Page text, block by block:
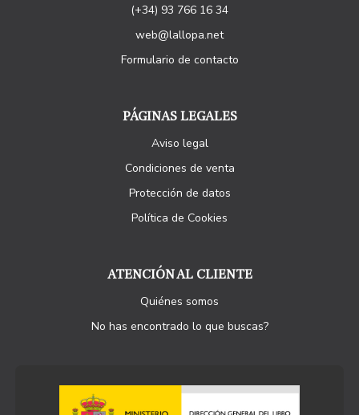
(+34) 93 766 16 34
web@lallopa.net
Formulario de contacto
PÁGINAS LEGALES
Aviso legal
Condiciones de venta
Protección de datos
Política de Cookies
ATENCIÓN AL CLIENTE
Quiénes somos
No has encontrado lo que buscas?